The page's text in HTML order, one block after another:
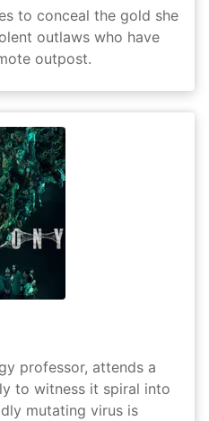
to conceal the gold she
outlaws who have
outpost.
professor, attends a
to witness it spiral into
mutating virus is